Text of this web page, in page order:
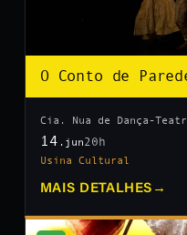
O Conto de
Cia. Nua de Dança-
14 .jun20h
Usina Cultural
MAIS DETALHES →